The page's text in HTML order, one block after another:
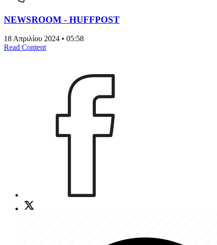
NEWSROOM - HUFFPOST
18 Απριλίου 2024 • 05:58
Read Content